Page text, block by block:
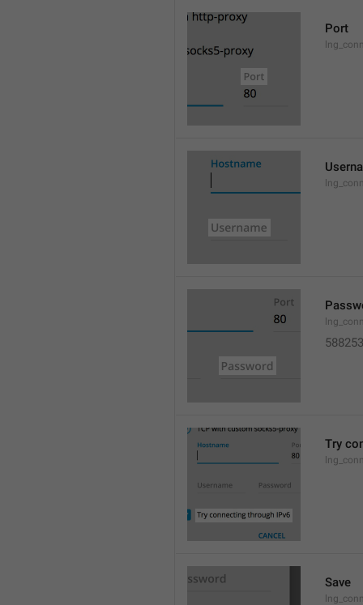
Port
Try
Save